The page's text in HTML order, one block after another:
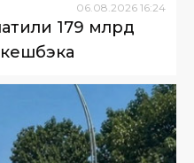
06.08.2026 16:24
179 млрд